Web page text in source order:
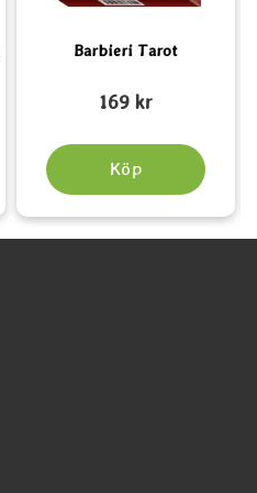
Barbieri Tarot
Art. nr 4939169 kr
Köp